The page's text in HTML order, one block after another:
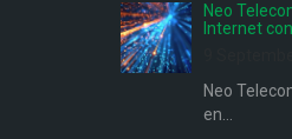
Neo
Internet
Neo
en...